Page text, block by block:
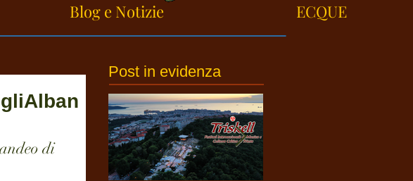
Blog e Notizie ECQUE
di
Post in evidenza